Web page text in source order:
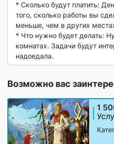
* Сколько будут платить:
того, сколько работы вы
меньше, чем в других
* Что нужно будет делать:
комнатах. Задачи будут
надоедала.
Возможно вас
1